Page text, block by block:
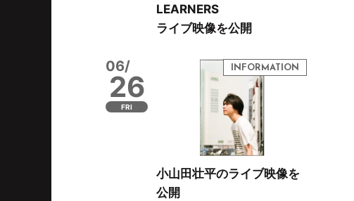
LEARNERS
ライブ映像を公開
06/
26
FRI
小山田壮平のライブ映像を
公開